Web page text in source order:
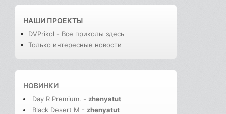
НАШИ ПРОЕКТЫ
DVPrikol - Все приколы здесь
Только интересные новости
НОВИНКИ
Day R Premium. - zhenyatut
Black Desert M - zhenyatut